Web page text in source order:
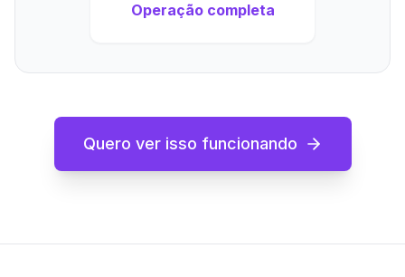
Operação completa
Quero ver isso funcionando